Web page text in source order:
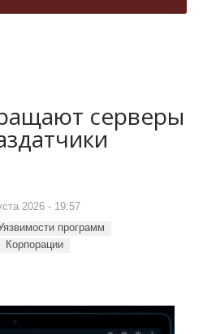
серверы
2026 - 19:57
программ
Корпорации